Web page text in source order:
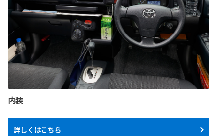
内装
詳しくはこちら